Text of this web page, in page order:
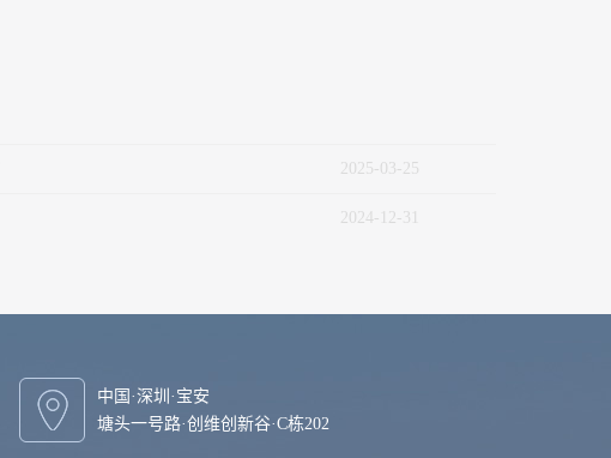
2025- 03 -25
2024 - 12-
中国·深圳·宝安
塘头一号路·创维创新谷·C栋202